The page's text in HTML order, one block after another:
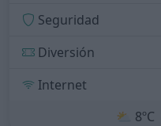
Seguridad
Diversión
Internet
⛅ 8ºC